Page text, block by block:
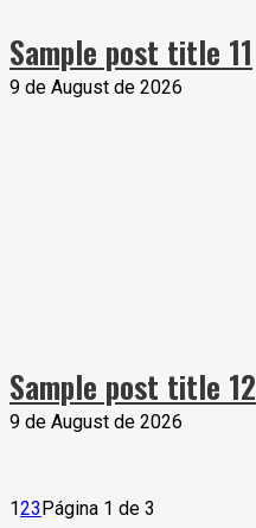
Sample post title 11
9 de August de 2026
Sample post title 12
9 de August de 2026
123Página 1 de 3